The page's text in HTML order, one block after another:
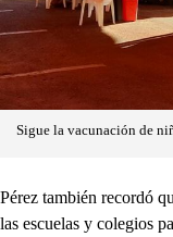
Sigue la vacunación de
Pérez también recordó
las escuelas y colegios